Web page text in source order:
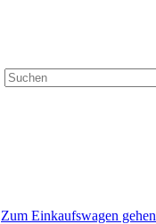
Zum Einkaufswagen gehen